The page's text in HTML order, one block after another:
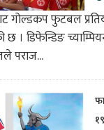
गोल्डकप फुटबल
। डिफेन्डिङ
पराज...